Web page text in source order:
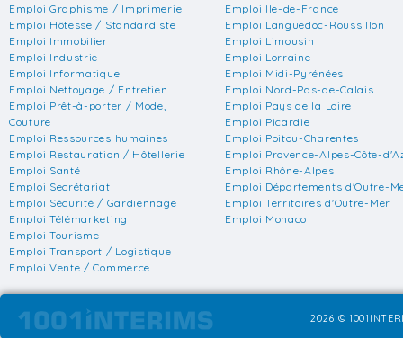
Emploi Graphisme / Imprimerie
Emploi Hôtesse / Standardiste
Emploi Immobilier
Emploi Industrie
Emploi Informatique
Emploi Nettoyage / Entretien
Emploi Prêt-à-porter / Mode,
Couture
Emploi Ressources humaines
Emploi Restauration / Hôtellerie
Emploi Santé
Emploi Secrétariat
Emploi Sécurité / Gardiennage
Emploi Télémarketing
Emploi Tourisme
Emploi Transport / Logistique
Emploi Vente / Commerce
Emploi Ile-de-France
Emploi Languedoc-Roussillon
Emploi Limousin
Emploi Lorraine
Emploi Midi-Pyrénées
Emploi Nord-Pas-de-Calais
Emploi Pays de la Loire
Emploi Picardie
Emploi Poitou-Charentes
Emploi Provence-Alpes-Côte-
Emploi Rhône-Alpes
Emploi Départements d'Outre-
Emploi Territoires d'Outre-Mer
Emploi Monaco
2026 ©